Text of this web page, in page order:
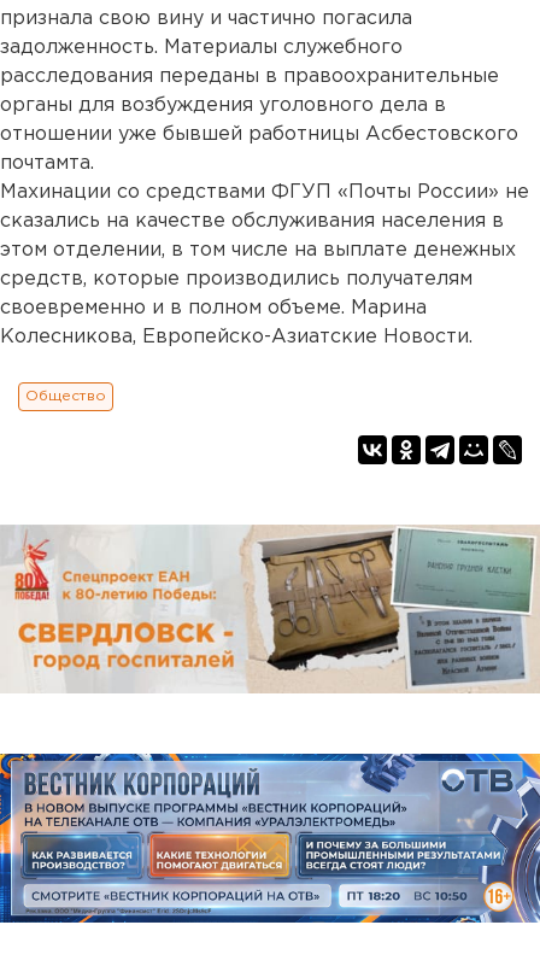
признала свою вину и частично погасила
задолженность. Материалы служебного
расследования переданы в правоохранительные
органы для возбуждения уголовного дела в
отношении уже бывшей работницы Асбестовского
почтамта.
Махинации со средствами ФГУП «Почты России» не
сказались на качестве обслуживания населения в
этом отделении, в том числе на выплате денежных
средств, которые производились получателям
своевременно и в полном объеме. Марина
Колесникова, Европейско-Азиатские Новости.
Общество